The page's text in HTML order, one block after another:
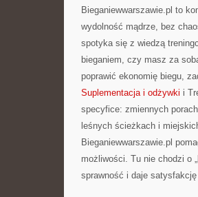
Bieganiewwarszawie.pl to
wydolność mądrze, bez
spotyka się z wiedzą
bieganiem, czy masz za
poprawić ekonomię biegu,
Suplementacja i odżywki i
specyfice: zmiennych
leśnych ścieżkach i
Bieganiewwarszawie.pl
możliwości. Tu nie chodzi o
sprawność i daje satysfakcję